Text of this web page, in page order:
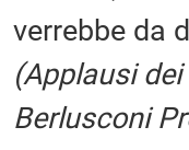
verrebbe da
(Applausi
Berlusconi